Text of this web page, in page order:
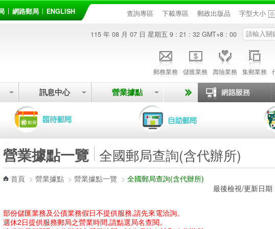
網路郵局 ENGLISH 查詢專區 下載專區 郵政出版品 字型大小
115 年 08 月 07 日 星期五 9 : 21 : 32 GMT+8 : 00
郵務業務 儲匯業務 壽險業務 集郵業務
訊息中心 營業據點
營業據點一覽 全國郵局查詢(含代辦所)
首頁 > 營業據點 > 營業據點一覽 > 全國郵局查詢(含代辦所)
最後檢視/更新日
部份儲匯業務及公債業務假日不提供服務,請先來電洽詢。
週休2日提供服務郵局之營業時間,請點選局名查閱。